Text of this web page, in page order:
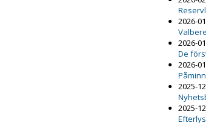
2026-
2026-
De
2026-
2025-
2025-